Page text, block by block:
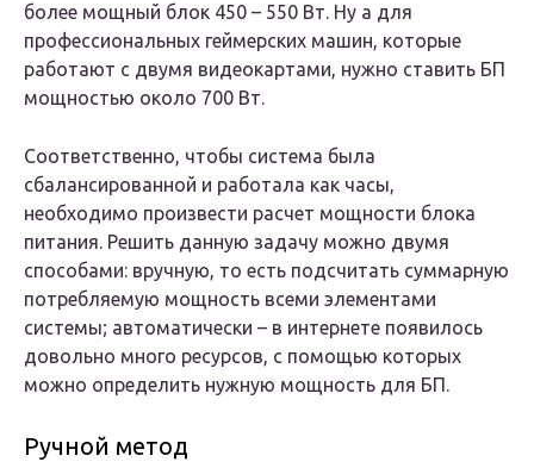
более мощный блок 450 – 550 Вт. Ну а для
профессиональных геймерских машин, которые
работают с двумя видеокартами, нужно ставить БП
мощностью около 700 Вт.
Соответственно, чтобы система была
сбалансированной и работала как часы,
необходимо произвести расчет мощности блока
питания. Решить данную задачу можно двумя
способами: вручную, то есть подсчитать суммарную
потребляемую мощность всеми элементами
системы; автоматически – в интернете появилось
довольно много ресурсов, с помощью которых
можно определить нужную мощность для БП.
Ручной метод